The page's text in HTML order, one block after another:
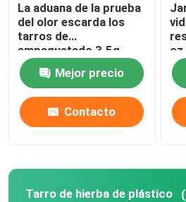
La aduana de la prueba
del olor escarda los
tarros de
empaquetado 3.5g
para la flor del cáñamo
Mejor precio
Contacto
oz
Tarro de hierba de plástico